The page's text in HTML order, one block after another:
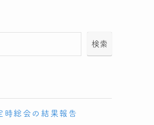
検索
総会の結果報告